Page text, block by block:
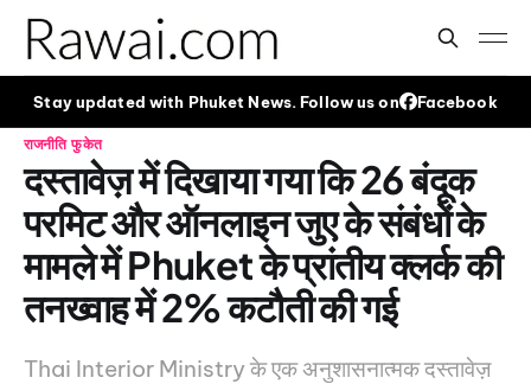
Stay updated with Phuket News. Follow us on Facebook
राजनीति फुकेत
दस्तावेज़ में दिखाया गया कि 26 बंदूक
परमिट और ऑनलाइन जुए के संबंधों के
मामले में Phuket के प्रांतीय क्लर्क की
तनख्वाह में 2% कटौती की गई
Thai Interior Ministry के एक अनुशासनात्मक दस्तावेज़